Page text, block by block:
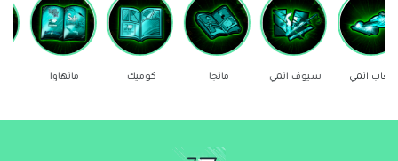
سيوف انمي مانجا كوميك مانهاوا ستيكرز